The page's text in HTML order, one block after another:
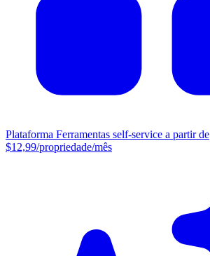
Plataforma Ferramentas self-service a partir de
$12,99/propriedade/mês